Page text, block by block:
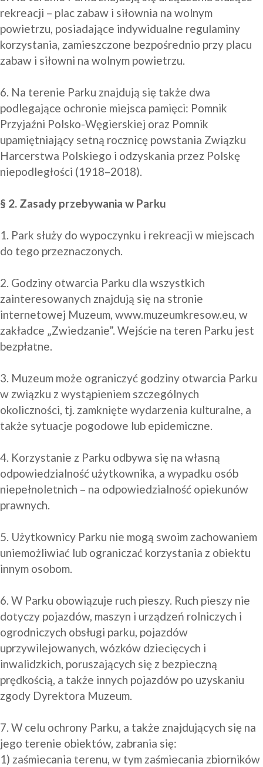
rekreacji – plac zabaw i siłownia na wolnym
powietrzu, posiadające indywidualne regulaminy
korzystania, zamieszczone bezpośrednio przy placu
zabaw i siłowni na wolnym powietrzu.
6. Na terenie Parku znajdują się także dwa
podlegające ochronie miejsca pamięci: Pomnik
Przyjaźni Polsko-Węgierskiej oraz Pomnik
upamiętniający setną rocznicę powstania Związku
Harcerstwa Polskiego i odzyskania przez Polskę
niepodległości (1918–2018).
§ 2. Zasady przebywania w Parku
1. Park służy do wypoczynku i rekreacji w miejscach
do tego przeznaczonych.
2. Godziny otwarcia Parku dla wszystkich
zainteresowanych znajdują się na stronie
internetowej Muzeum, www.muzeumkresow.eu, w
zakładce „Zwiedzanie”. Wejście na teren Parku jest
bezpłatne.
3. Muzeum może ograniczyć godziny otwarcia Parku
w związku z wystąpieniem szczególnych
okoliczności, tj. zamknięte wydarzenia kulturalne, a
także sytuacje pogodowe lub epidemiczne.
4. Korzystanie z Parku odbywa się na własną
odpowiedzialność użytkownika, a wypadku osób
niepełnoletnich – na odpowiedzialność opiekunów
prawnych.
5. Użytkownicy Parku nie mogą swoim zachowaniem
uniemożliwiać lub ograniczać korzystania z obiektu
innym osobom.
6. W Parku obowiązuje ruch pieszy. Ruch pieszy nie
dotyczy pojazdów, maszyn i urządzeń rolniczych i
ogrodniczych obsługi parku, pojazdów
uprzywilejowanych, wózków dziecięcych i
inwalidzkich, poruszających się z bezpieczną
prędkością, a także innych pojazdów po uzyskaniu
zgody Dyrektora Muzeum.
7. W celu ochrony Parku, a także znajdujących się na
jego terenie obiektów, zabrania się:
1) zaśmiecania terenu, w tym zaśmiecania zbiorników